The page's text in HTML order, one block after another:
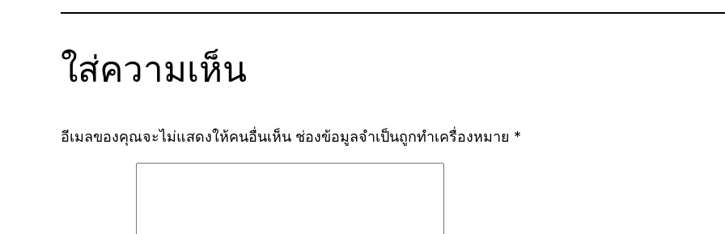
ใส่ความเห็น
อีเมลของคุณจะไม่แสดงให้คนอื่นเห็น ช่องข้อมูลจำเป็นถูกทำเครื่องหมาย *